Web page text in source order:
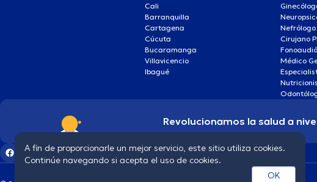
Cali
Barranquilla
Cartagena
Cúcuta
Bucaramanga
Villavicencio
Ibagué
Nefrólogo
Cirujano
Médico
Revolucionamos la salud a
A fin de proporcionarle un mejor servicio, este sitio utiliza cookies.
Continúe navegando si acepta el uso de cookies.
OK